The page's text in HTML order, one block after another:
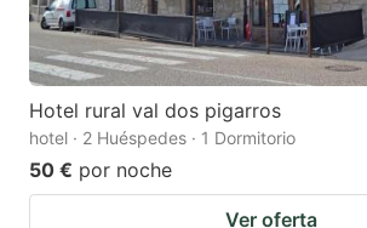
Hotel rural val dos pigarros
hotel · 2 Huéspedes · 1 Dormitorio
50 € por noche
Ver oferta